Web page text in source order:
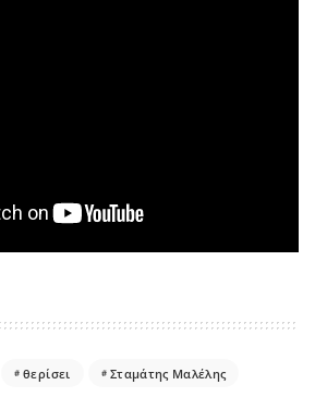
θερίσει
Σταμάτης Μαλέλης